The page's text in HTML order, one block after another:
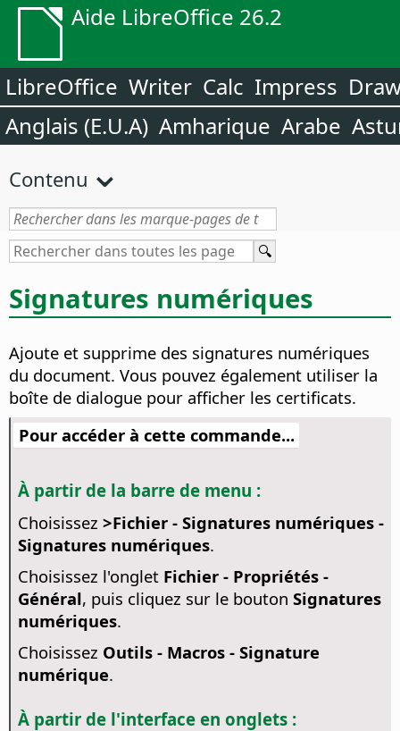
Aide LibreOffice 26.2
LibreOffice Writer Calc Impress
Anglais (E.U.A) Amharique Arabe
Contenu
Signatures numériques
Ajoute et supprime des signatures numériques
du document. Vous pouvez également utiliser la
boîte de dialogue pour afficher les certificats.
Pour accéder à cette commande...
À partir de la barre de menu :
Choisissez >Fichier - Signatures numériques -
Signatures numériques.
Choisissez l'onglet Fichier - Propriétés -
Général, puis cliquez sur le bouton Signatures
numériques.
Choisissez Outils - Macros - Signature
numérique.
À partir de l'interface en onglets :